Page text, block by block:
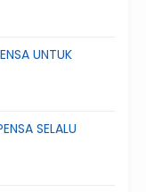
UNTUK
SELALU